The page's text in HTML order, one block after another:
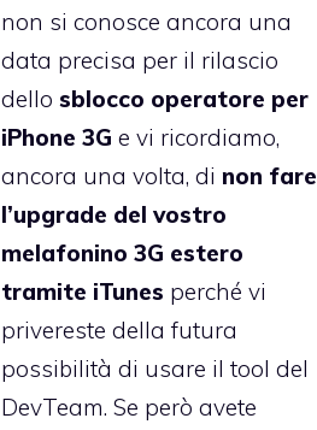
non si conosce ancora una
data precisa per il rilascio
dellosblocco operatore per
iPhone 3G e vi ricordiamo,
ancora una volta, di non fare
l’upgrade del vostro
melafonino 3G estero
tramite iTunes perché vi
privereste della futura
possibilità di usare il tool del
DevTeam. Se però avete